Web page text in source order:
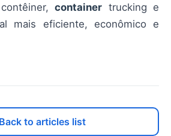
container trucking e
mais eficiente, econômico e
to articles list